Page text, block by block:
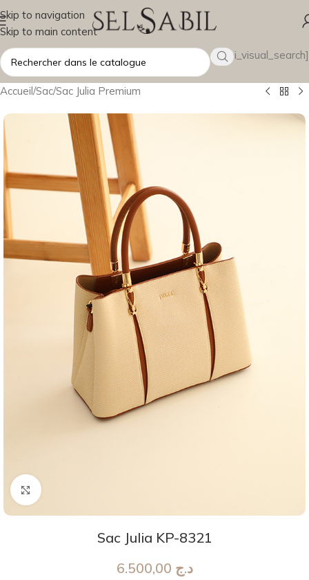
Skip to navigation
Skip to main content
[wsbi_visual_search]
Accueil/Sac/Sac Julia Premium
Agrandir
Sac Julia KP-8321
د.ج